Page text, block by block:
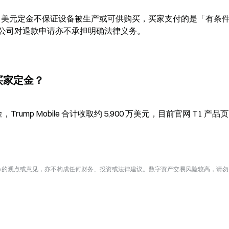
元定金不保证设备被生产或可供购买，买家支付的是「有条
对退款申请亦不承担明确法律义务。
定金？
Trump Mobile 合计收取约 5,900 万美元，目前官网 T1 产品
观点或意见，亦不构成任何财务、投资或法律建议。数字资产交易风险较高，请